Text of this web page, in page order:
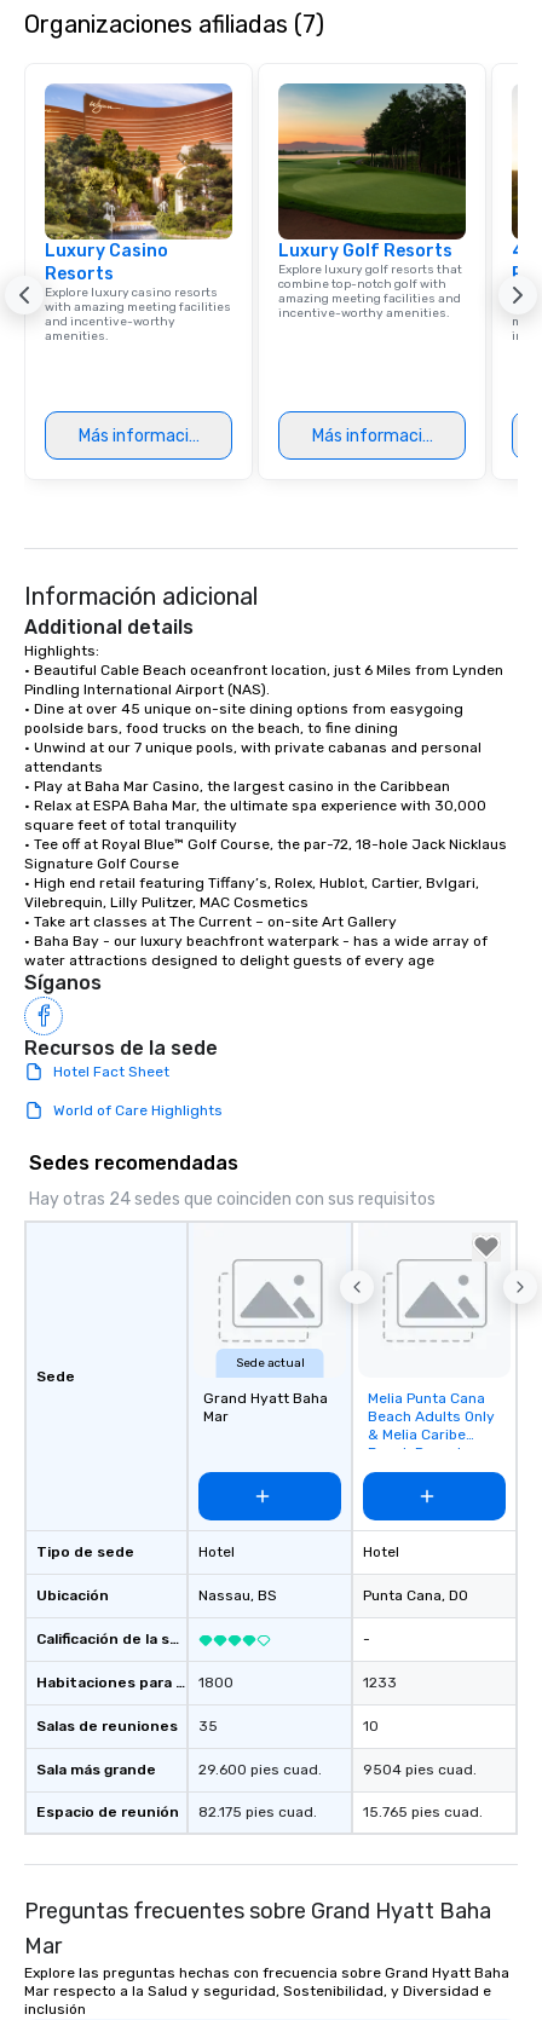
Organizaciones afiliadas (7)
Luxury Casino
Resorts
Explore luxury casino resorts
with amazing meeting facilities
and incentive-worthy
amenities.
Más información
Luxury Golf Resorts
Explore luxury golf resorts that
combine top-notch golf with
amazing meeting facilities and
incentive-worthy amenities.
Más información
4
Información adicional
Additional details
Highlights:
• Beautiful Cable Beach oceanfront location, just 6 Miles from Lynden
Pindling International Airport (NAS).
• Dine at over 45 unique on-site dining options from easygoing
poolside bars, food trucks on the beach, to fine dining
• Unwind at our 7 unique pools, with private cabanas and personal
attendants
• Play at Baha Mar Casino, the largest casino in the Caribbean
• Relax at ESPA Baha Mar, the ultimate spa experience with 30,000
square feet of total tranquility
• Tee off at Royal Blue™ Golf Course, the par-72, 18-hole Jack Nicklaus
Signature Golf Course
• High end retail featuring Tiffany’s, Rolex, Hublot, Cartier, Bvlgari,
Vilebrequin, Lilly Pulitzer, MAC Cosmetics
• Take art classes at The Current – on-site Art Gallery
• Baha Bay - our luxury beachfront waterpark - has a wide array of
water attractions designed to delight guests of every age
Síganos
Recursos de la sede
Hotel Fact Sheet
World of Care Highlights
Sedes recomendadas
Hay otras 24 sedes que coinciden con sus requisitos
Sede
Tipo de sede
Ubicación
Calificación de la sede
Habitaciones para huéspedes
Salas de reuniones
Sala más grande
Espacio de reunión
Sede actual
Grand Hyatt Baha
Mar
Hotel
Nassau, BS
1800
35
29.600 pies cuad.
82.175 pies cuad.
Removed from
favorites
Melia Punta Cana
Beach Adults Only
& Melia Caribe
Beach Resort
Hotel
Punta Cana, DO
-
1233
10
9504 pies cuad.
15.765 pies cuad.
Preguntas frecuentes sobre Grand Hyatt Baha
Mar
Explore las preguntas hechas con frecuencia sobre Grand Hyatt Baha
Mar respecto a la Salud y seguridad, Sostenibilidad, y Diversidad e
inclusión